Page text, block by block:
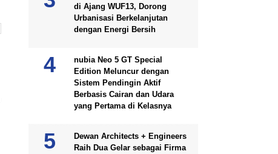
di Ajang WUF13, Dorong
Urbanisasi Berkelanjutan
dengan Energi Bersih
nubia Neo 5 GT Special
Edition Meluncur dengan
Sistem Pendingin Aktif
Berbasis Cairan dan Udara
yang Pertama di Kelasnya
Dewan Architects + Engineers
Raih Dua Gelar sebagai Firma